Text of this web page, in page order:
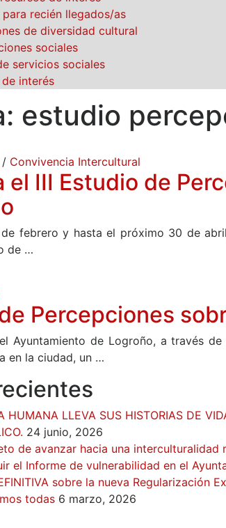
para recién llegados/as
de diversidad cultural
sociales
servicios sociales
interés
estudio
/ Convivencia Intercultural
el III Estudio de
febrero y hasta el próximo 30 de
de …
Percepciones
Ayuntamiento de Logroño, a través
en la ciudad, un …
HUMANA LLEVA SUS HISTORIAS DE
24 junio, 2026
de avanzar hacia una interculturalidad
el Informe de vulnerabilidad en el
sobre la nueva Regularización
todas 6 marzo, 2026